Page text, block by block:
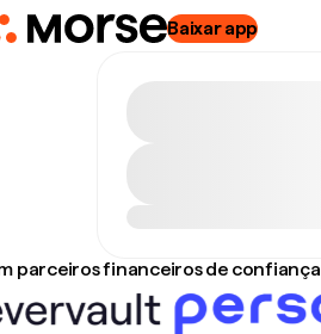
Baixar app
parceiros financeiros de confiança